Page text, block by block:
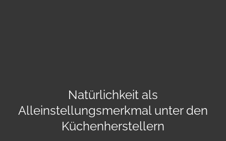
Natürlichkeit als
Alleinstellungsmerkmal unter den
Küchenherstellern